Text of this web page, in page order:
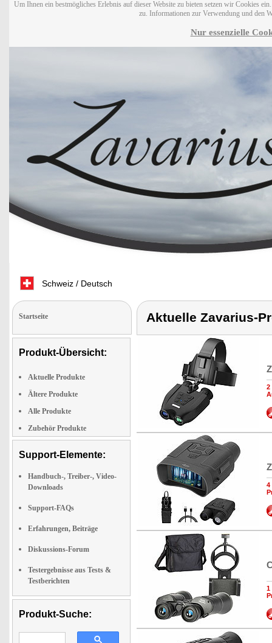
Um Ihnen ein bestmögliches Erlebnis auf dieser Website zu bieten setzen wir Cookies
zu. Informationen zur Verwendung und den
Nur essenzielle
Schweiz / Deutsch
Startseite
Produkt-Übersicht:
Aktuelle Produkte
Ältere Produkte
Alle Produkte
Zubehör Produkte
Support-Elemente:
Handbuch-, Treiber-, Video-
Downloads
Support-FAQs
Erfahrungen, Beiträge
Diskussions-Forum
Testergebnisse aus Tests &
Testberichten
Produkt-Suche:
Aktuelle Zavarius-
2
4
1